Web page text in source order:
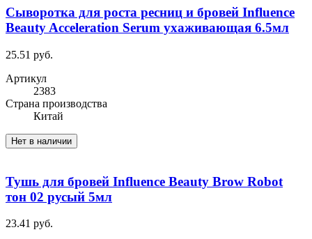
Сыворотка для роста ресниц и бровей Influence
Beauty Acceleration Serum ухаживающая 6.5мл
25.51 руб.
Артикул
2383
Cтрана производства
Китай
Нет в наличии
Тушь для бровей Influence Beauty Brow Robot
тон 02 русый 5мл
23.41 руб.